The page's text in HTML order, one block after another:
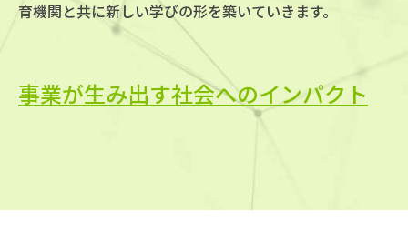
育機関と共に新しい学びの形を築いていきます。
事業が生み出す社会へのインパクト